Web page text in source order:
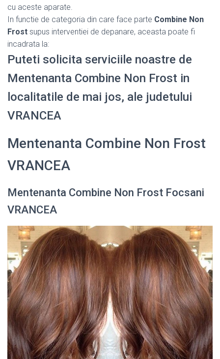
cu aceste aparate.
In functie de categoria din care face parte Combine Non
Frost supus interventiei de depanare, aceasta poate fi
incadrata la:
Puteti solicita serviciile noastre de
Mentenanta Combine Non Frost in
localitatile de mai jos, ale judetului
VRANCEA
Mentenanta Combine Non Frost
VRANCEA
Mentenanta Combine Non Frost Focsani
VRANCEA